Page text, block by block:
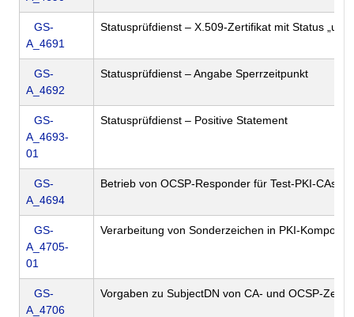
GS-
A_4691
Statusprüfdienst – X.509-Zertifikat mit Status
GS-
A_4692
Statusprüfdienst – Angabe Sperrzeitpunkt
GS-
A_4693-
01
Statusprüfdienst – Positive Statement
GS-
A_4694
Betrieb von OCSP-Responder für Test-PKI-CAs
GS-
A_4705-
01
Verarbeitung von Sonderzeichen in PKI-
GS-
A_4706
Vorgaben zu SubjectDN von CA- und OCSP-